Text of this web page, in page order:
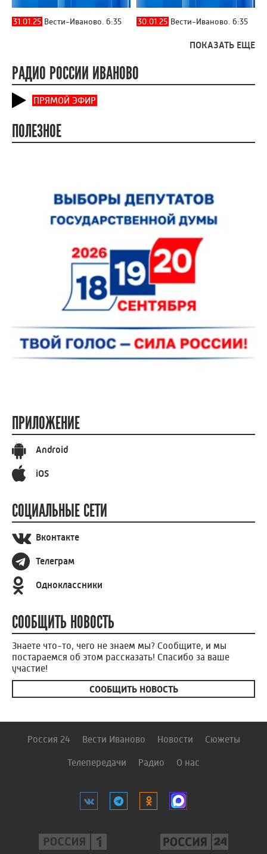
31.01.25 Вести-Иваново. 6:35 30.01.25 Вести-Иваново. 6:35
ПОКАЗАТЬ ЕЩЕ
РАДИО РОССИИ ИВАНОВО
ПРЯМОЙ ЭФИР
ПОЛЕЗНОЕ
ПРИЛОЖЕНИЕ
Android
iOS
СОЦИАЛЬНЫЕ СЕТИ
Вконтакте
Телеграм
Одноклассники
СООБЩИТЬ НОВОСТЬ
Знаете что-то, чего не знаем мы? Сообщите, и мы
постараемся об этом рассказать! Спасибо за ваше
участие!
СООБЩИТЬ НОВОСТЬ
Россия 24 Вести Иваново Новости Сюжеты
Телепередачи Радио О нас